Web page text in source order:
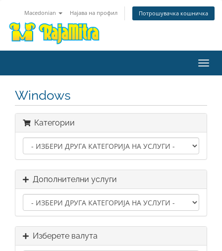
Macedonian Најава на профил Потрошувачка кошничка
ја
Windows
Категории
Дополнителни услуги
Изберете валута